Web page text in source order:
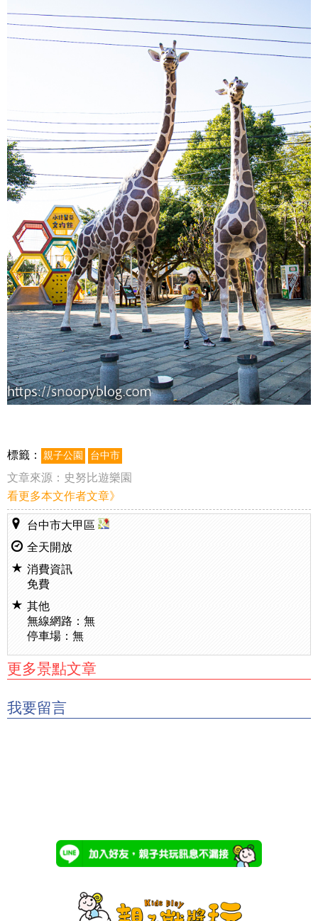
標籤： 親子公園 台中市
文章來源： 史努比遊樂園
看更多本文作者文章》
台中市大甲區
全天開放
消費資訊
免費
其他
無線網路：無
停車場：無
更多景點文章
我要留言